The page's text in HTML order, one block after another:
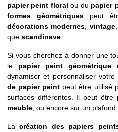
papier peint floral ou du papier
formes géométriques peut
décorations modernes, vintage,
que scandinave.
Si vous cherchez à donner une
le papier peint géométrique
dynamiser et personnaliser votre
de papier peint peut être utilisé
surfaces différentes. Il peut être
meuble, ou encore sur un plafond.
Lacréation des papiers